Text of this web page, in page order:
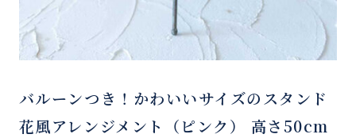
バルーンつき！かわいいサイズのスタンド
花風アレンジメント（ピンク） 高さ50cm